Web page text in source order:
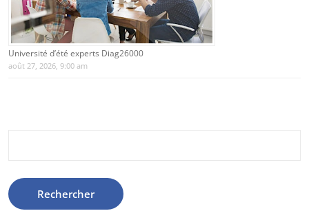
Université d’été experts Diag26000
août 27, 2026, 9:00 am